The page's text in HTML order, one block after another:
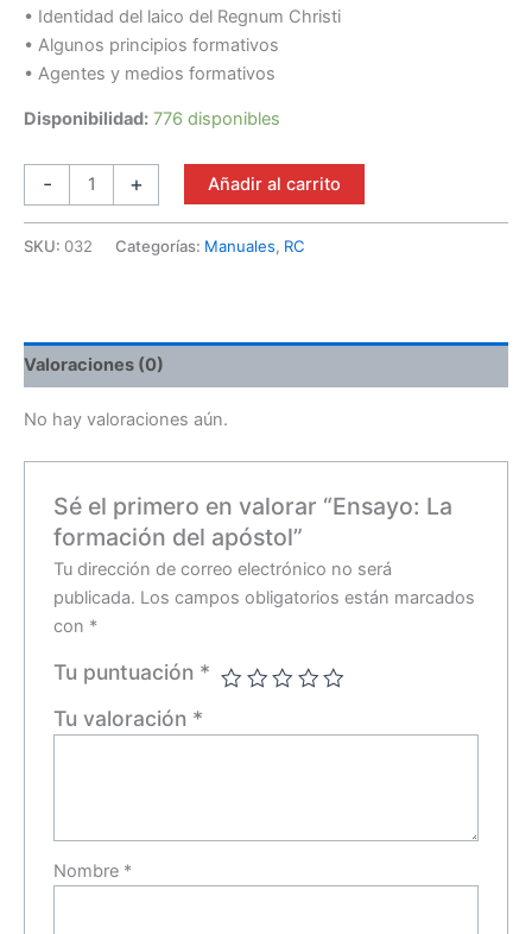
• Identidad del laico del Regnum Christi
• Algunos principios formativos
• Agentes y medios formativos
Disponibilidad: 776 disponibles
- + Añadir al carrito
SKU: 032 Categorías: Manuales, RC
Valoraciones (0)
No hay valoraciones aún.
Sé el primero en valorar “Ensayo: La
formación del apóstol”
Tu dirección de correo electrónico no será
publicada. Los campos obligatorios están marcados
con *
Tu puntuación *
Tu valoración *
Nombre *